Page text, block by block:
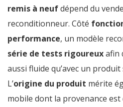
remis à neufdépend du
reconditionneur. Côté
performance, un modèle
série de tests rigoureuxafin
aussi fluide qu’avec un produit
L’origine du produit mérite
mobile dont la provenance